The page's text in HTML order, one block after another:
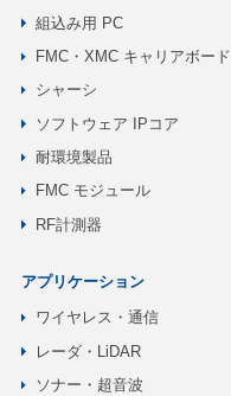
組込み用 PC
FMC・XMC キャリアボード
シャーシ
ソフトウェア IPコア
耐環境製品
FMC モジュール
RF計測器
アプリケーション
ワイヤレス・通信
レーダ・LiDAR
ソナー・超音波